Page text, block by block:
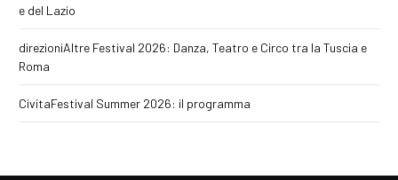
e del Lazio
direzioniAltre Festival 2026: Danza, Teatro e Circo tra la Tuscia e
Roma
CivitaFestival Summer 2026: il programma